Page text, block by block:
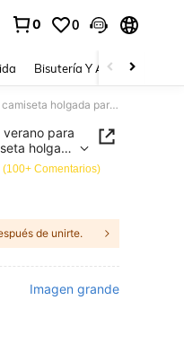
0 0
Bisutería Y Accesorios
INAWLY Conjunto de dos piezas de verano para mujer, shorts a rayas blancas y azules, camiseta holgada para mujer, conjunto básico talla grande vendido, con estampado de lazo
verano para
holgada
con
(100+ Comentarios)
de unirte.
Imagen grande